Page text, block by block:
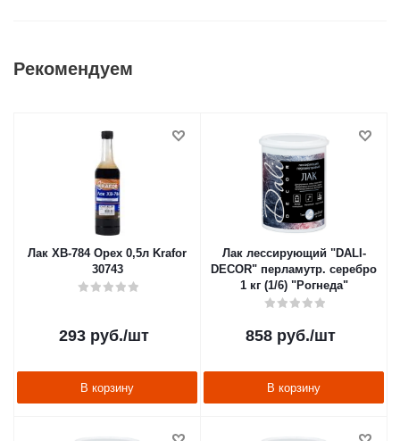
Рекомендуем
Лак ХВ-784 Орех 0,5л Krafor
30743
293 руб./шт
В корзину
Лак лессирующий "DALI-
DECOR" перламутр. серебро
1 кг (1/6) "Рогнеда"
858 руб./шт
В корзину